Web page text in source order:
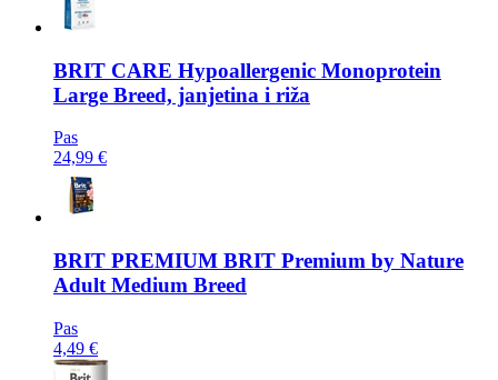
BRIT CARE Hypoallergenic Monoprotein
Large Breed, janjetina i riža
Pas
24,99 €
BRIT PREMIUM BRIT Premium by Nature
Adult Medium Breed
Pas
4,49 €